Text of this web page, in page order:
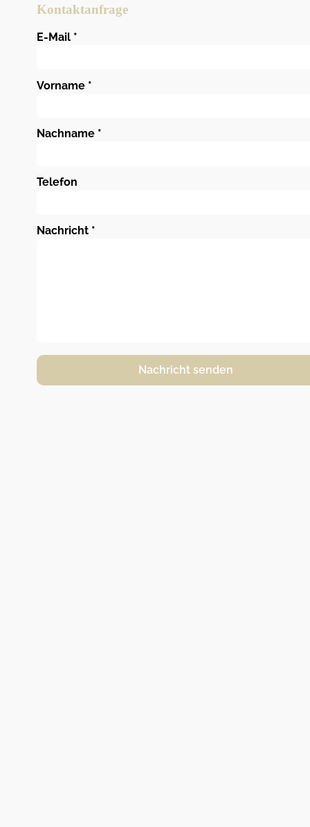
Kontaktanfrage
E-Mail *
Vorname *
Nachname *
Telefon
Nachricht *
Nachricht senden